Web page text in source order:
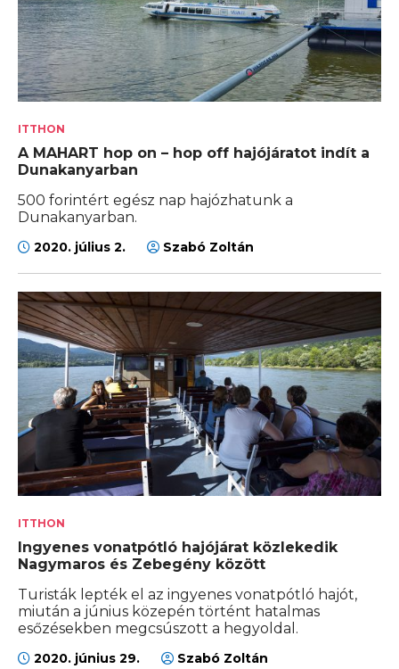
ITTHON
A MAHART hop on – hop off hajójáratot indít a
Dunakanyarban
500 forintért egész nap hajózhatunk a
Dunakanyarban.
2020. július 2. Szabó Zoltán
ITTHON
Ingyenes vonatpótló hajójárat közlekedik
Nagymaros és Zebegény között
Turisták lepték el az ingyenes vonatpótló hajót,
miután a június közepén történt hatalmas
esőzésekben megcsúszott a hegyoldal.
2020. június 29. Szabó Zoltán